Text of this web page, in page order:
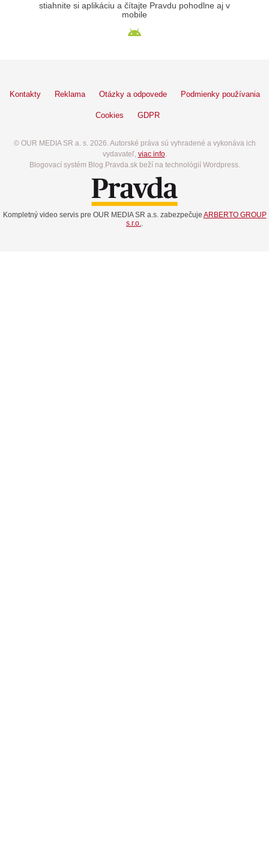
stiahnite si aplikáciu a čítajte Pravdu pohodlne aj v
mobile
Kontakty Reklama Otázky a odpovede Podmienky používania
Cookies GDPR
© OUR MEDIA SR a. s. 2026. Autorské práva sú vyhradené a vykonáva ich
vydavateľ, viac info.
Blogovací systém Blog.Pravda.sk beží na technológií Wordpress.
Kompletný video servis pre OUR MEDIA SR a.s. zabezpečuje ARBERTO GROUP
s.r.o.